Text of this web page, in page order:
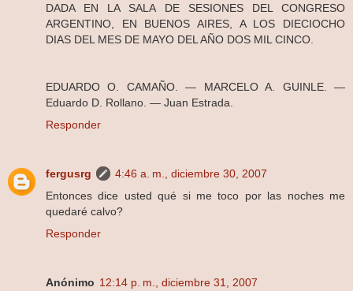
DADA EN LA SALA DE SESIONES DEL CONGRESO
ARGENTINO, EN BUENOS AIRES, A LOS DIECIOCHO
DIAS DEL MES DE MAYO DEL AÑO DOS MIL CINCO.
EDUARDO O. CAMAÑO. — MARCELO A. GUINLE. —
Eduardo D. Rollano. — Juan Estrada.
Responder
fergusrg
4:46 a. m., diciembre 30, 2007
Entonces dice usted qué si me toco por las noches me
quedaré calvo?
Responder
Anónimo 12:14 p. m., diciembre 31, 2007